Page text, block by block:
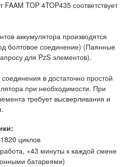
TOP 4TOP435 соответствует
аккумулятора производятся
болтовое соединение) (Паянные
для PzS элементов).
в достаточно простой
при необходимости. При
требует высверливания и
циклов
+43 минуты к каждой смене
батареями)